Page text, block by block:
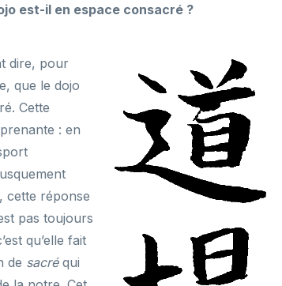
est-il en espace consacré ?
dire, pour
que le dojo
Cette
: en
cette réponse
pas toujours
qu’elle fait
de sacréqui